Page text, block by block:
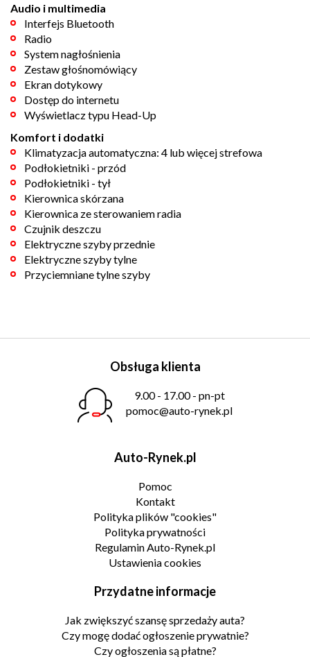
Audio i multimedia
Interfejs Bluetooth
Radio
System nagłośnienia
Zestaw głośnomówiący
Ekran dotykowy
Dostęp do internetu
Wyświetlacz typu Head-Up
Komfort i dodatki
Klimatyzacja automatyczna: 4 lub więcej strefowa
Podłokietniki - przód
Podłokietniki - tył
Kierownica skórzana
Kierownica ze sterowaniem radia
Czujnik deszczu
Elektryczne szyby przednie
Elektryczne szyby tylne
Przyciemniane tylne szyby
Obsługa klienta
9.00 - 17.00 - pn-pt
pomoc@auto-rynek.pl
Auto-Rynek.pl
Pomoc
Kontakt
Polityka plików "cookies"
Polityka prywatności
Regulamin Auto-Rynek.pl
Ustawienia cookies
Przydatne informacje
Jak zwiększyć szansę sprzedaży auta?
Czy mogę dodać ogłoszenie prywatnie?
Czy ogłoszenia są płatne?